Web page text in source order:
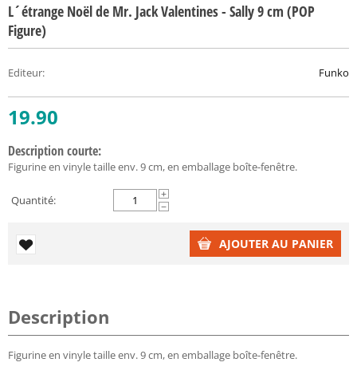
L´étrange Noël de Mr. Jack Valentines - Sally 9 cm (POP
Figure)
Editeur: Funko
19.90
Description courte:
Figurine en vinyle taille env. 9 cm, en emballage boîte-fenêtre.
Quantité:
+
−
AJOUTER AU PANIER
Description
Figurine en vinyle taille env. 9 cm, en emballage boîte-fenêtre.